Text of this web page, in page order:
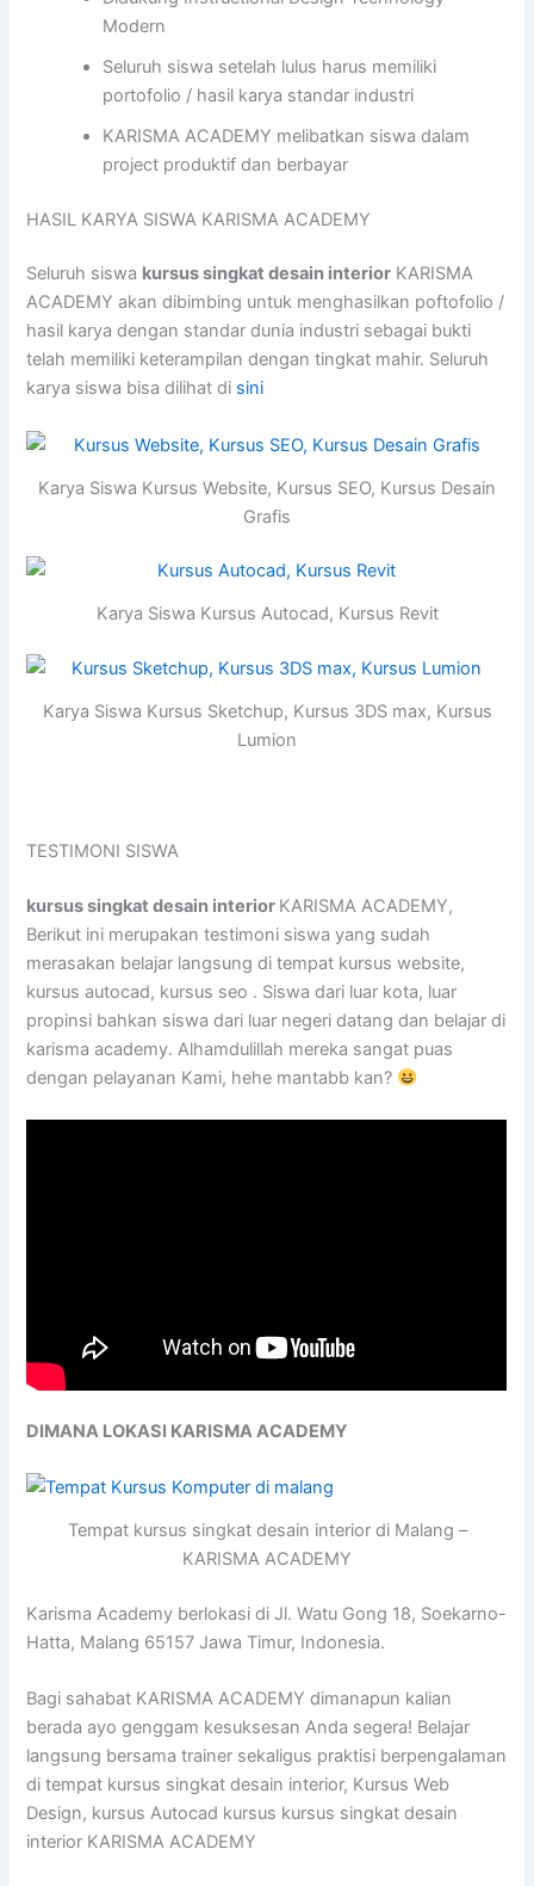
Modern
Seluruh siswa setelah lulus harus memiliki
portofolio / hasil karya standar industri
KARISMA ACADEMY melibatkan siswa dalam
project produktif dan berbayar
HASIL KARYA SISWA KARISMA ACADEMY
Seluruh siswa kursus singkat desain interior KARISMA
ACADEMY akan dibimbing untuk menghasilkan poftofolio /
hasil karya dengan standar dunia industri sebagai bukti
telah memiliki keterampilan dengan tingkat mahir. Seluruh
karya siswa bisa dilihat di sini
Karya Siswa Kursus Website, Kursus SEO, Kursus Desain
Grafis
Karya Siswa Kursus Autocad, Kursus Revit
Karya Siswa Kursus Sketchup, Kursus 3DS max, Kursus
Lumion
TESTIMONI SISWA
kursus singkat desain interior KARISMA ACADEMY,
Berikut ini merupakan testimoni siswa yang sudah
merasakan belajar langsung di tempat kursus website,
kursus autocad, kursus seo . Siswa dari luar kota, luar
propinsi bahkan siswa dari luar negeri datang dan belajar di
karisma academy. Alhamdulillah mereka sangat puas
dengan pelayanan Kami, hehe mantabb kan?
DIMANA LOKASI KARISMA ACADEMY
Tempat kursus singkat desain interior di Malang –
KARISMA ACADEMY
Karisma Academy berlokasi di Jl. Watu Gong 18, Soekarno-
Hatta, Malang 65157 Jawa Timur, Indonesia.
Bagi sahabat KARISMA ACADEMY dimanapun kalian
berada ayo genggam kesuksesan Anda segera! Belajar
langsung bersama trainer sekaligus praktisi berpengalaman
di tempat kursus singkat desain interior, Kursus Web
Design, kursus Autocad kursus kursus singkat desain
interior KARISMA ACADEMY